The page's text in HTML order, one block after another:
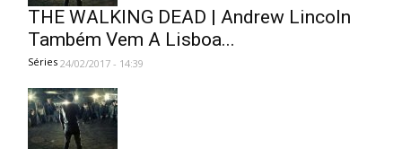
THE WALKING DEAD | Andrew Lincoln
Também Vem A Lisboa...
Séries 24/02/2017 - 14:39